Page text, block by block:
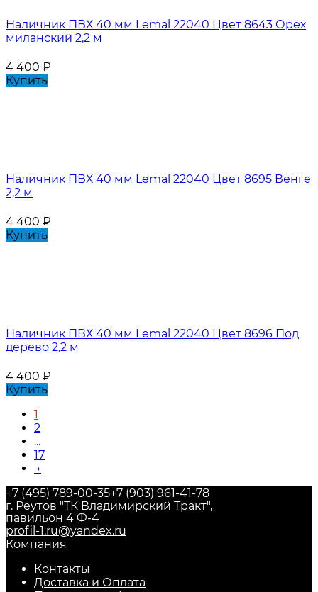
Наличник ПВХ 40 мм Lemal 22040 Цвет 8643 Орех
миланский 2,2 м
4 400 ₽
Купить
Наличник ПВХ 40 мм Lemal 22040 Цвет 8695 Венге
2,2 м
4 400 ₽
Купить
Наличник ПВХ 40 мм Lemal 22040 Цвет 8696 Под
дерево 2,2 м
4 400 ₽
Купить
1
2
...
17
→
+7 (495) 789-00-35+7 (903) 961-41-78
г. Реутов "ТК Владимирский Тракт",
павильон 4 Ф-4
profil-1.ru@yandex.ru
Компания
Контакты
Доставка и Оплата